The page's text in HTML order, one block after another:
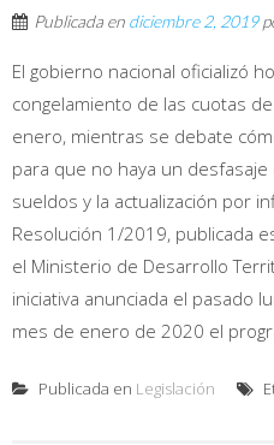
Publicada en diciembre 2, 2019
El gobierno nacional oficializó
congelamiento de las cuotas
enero, mientras se debate
para que no haya un
sueldos y la actualización por
Resolución 1/2019, publicada
el Ministerio de Desarrollo
iniciativa anunciada el pasado
mes de enero de 2020 el
Publicada en Legislación